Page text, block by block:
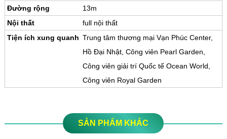
Đường rộng
13m
Nội thất
full nội thất
Tiện ích xung quanh Trung tâm thương mại Vạn Phúc Center,
Hồ Đại Nhật, Công viên Pearl Garden,
Công viên giải trí Quốc tế Ocean World,
Công viên Royal Garden
SẢN PHẨM KHÁC